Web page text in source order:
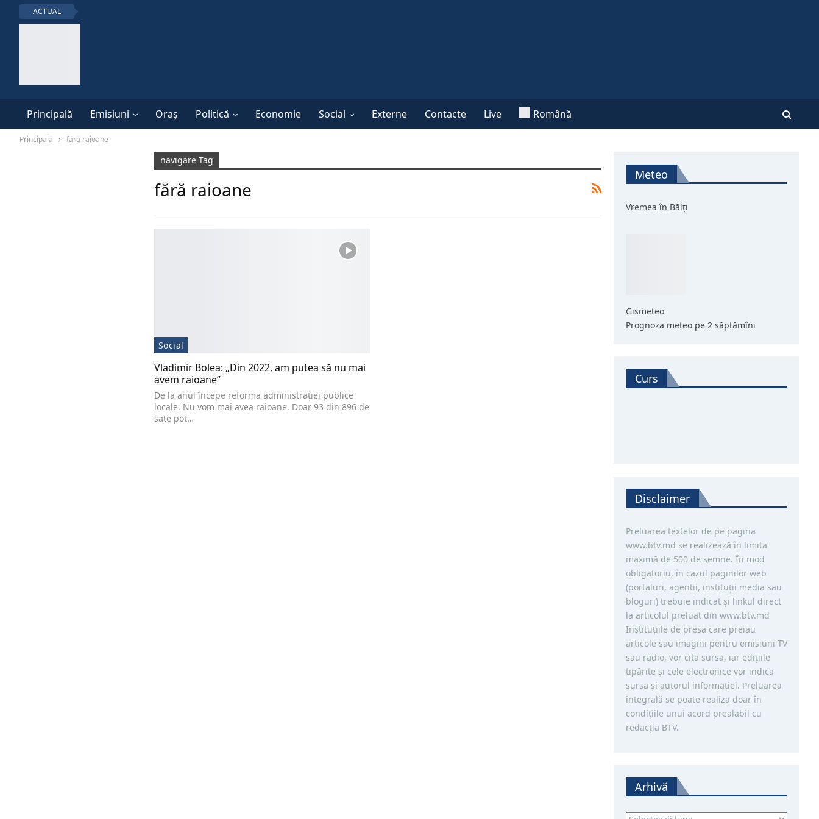
ACTUAL
Principală Emisiuni Oraș Politică Economie Social Externe Contacte Live Română
Principală fără raioane
navigare Tag
fără raioane
Social
Vladimir Bolea: „Din 2022, am putea să nu mai
avem raioane”
De la anul începe reforma administrației publice
locale. Nu vom mai avea raioane. Doar 93 din 896 de
sate pot…
Meteo
Vremea în Bălți
Gismeteo
Prognoza meteo pe 2 săptămîni
Curs
Disclaimer
Preluarea textelor de pe pagina
www.btv.md se realizează în limita
maximă de 500 de semne. În mod
obligatoriu, în cazul paginilor web
(portaluri, agentii, instituţii media sau
bloguri) trebuie indicat şi linkul direct
la articolul preluat din www.btv.md
Instituţiile de presa care preiau
articole sau imagini pentru emisiuni TV
sau radio, vor cita sursa, iar ediţiile
tipărite și cele electronice vor indica
sursa şi autorul informaţiei. Preluarea
integrală se poate realiza doar în
condiţiile unui acord prealabil cu
redacţia BTV.
Arhivă